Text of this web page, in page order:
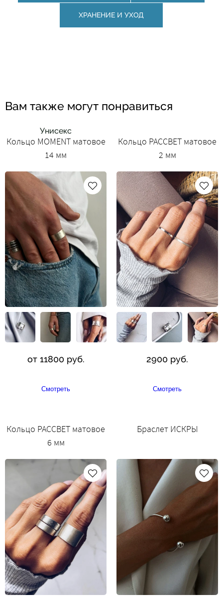
ХРАНЕНИЕ И УХОД
Вам также могут понравиться
Унисекс
Кольцо MOMENT матовое
14 мм
от 11800 руб.
Смотреть
Кольцо РАССВЕТ матовое
2 мм
2900 руб.
Смотреть
Кольцо РАССВЕТ матовое
6 мм
Браслет ИСКРЫ